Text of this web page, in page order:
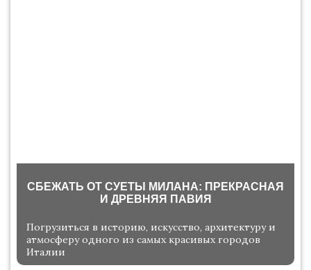
СБЕЖАТЬ ОТ СУЕТЫ МИЛАНА: ПРЕКРАСНАЯ
И ДРЕВНЯЯ ПАВИЯ
Погрузиться в историю, искусство, архитектуру и
атмосферу одного из самых красивых городов
Италии